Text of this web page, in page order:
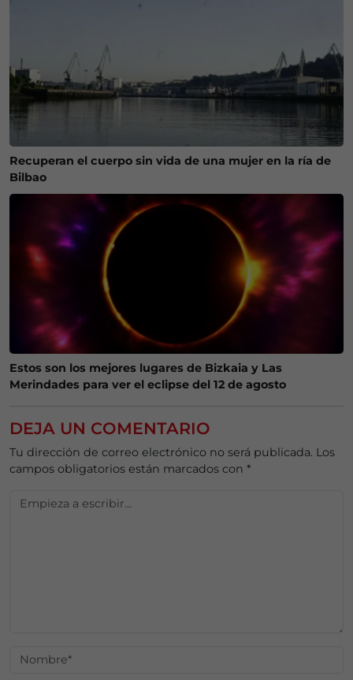
Recuperan el cuerpo sin vida de una mujer en la ría de
Bilbao
Estos son los mejores lugares de Bizkaia y Las
Merindades para ver el eclipse del 12 de agosto
DEJA UN COMENTARIO
Tu dirección de correo electrónico no será publicada. Los
campos obligatorios están marcados con *